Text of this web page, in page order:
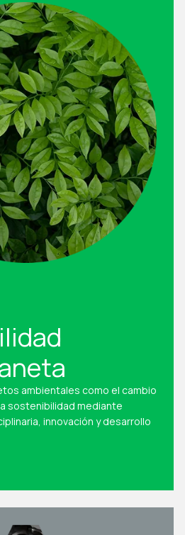
ambientales como el cambio
sostenibilidad mediante
innovación y desarrollo